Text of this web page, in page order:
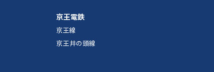
京王電鉄
京王線
京王井の頭線